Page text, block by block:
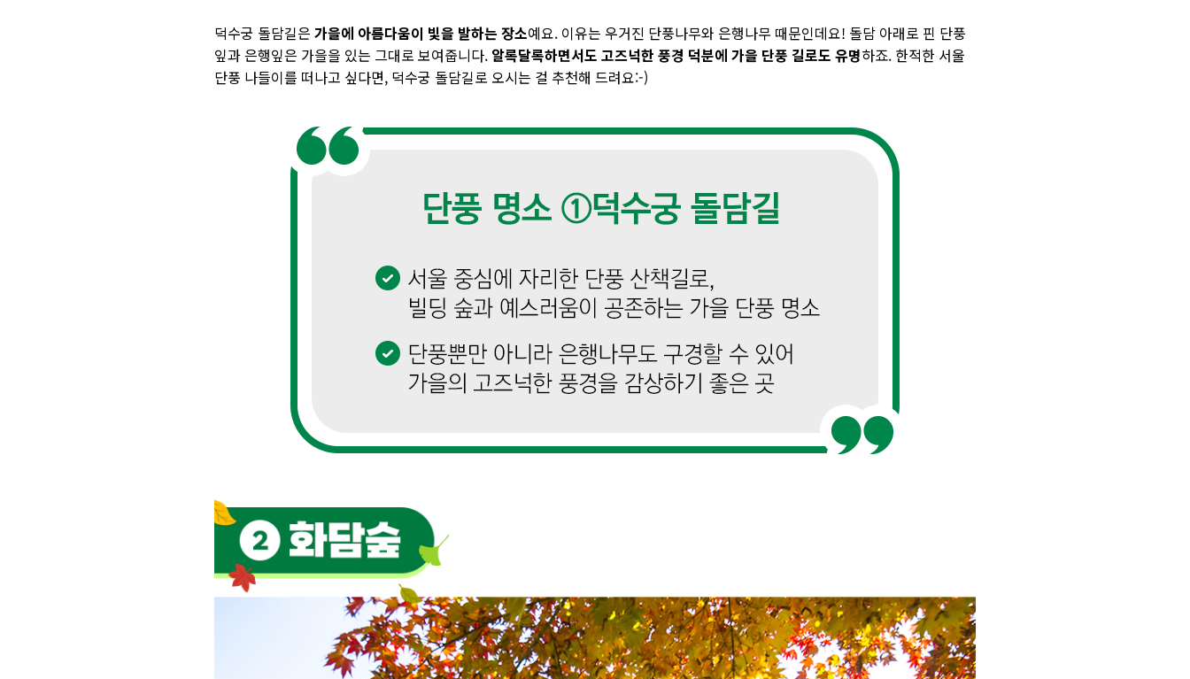
덕수궁 돌담길은 가을에 아름다움이 빛을 발하는 장소예요. 이유는 우거진 단풍나무와 은행나무 때문인데요! 돌담 아래로 핀 단풍
잎과 은행잎은 가을을 있는 그대로 보여줍니다. 알록달록하면서도 고즈넉한 풍경 덕분에 가을 단풍 길로도 유명하죠. 한적한 서울
단풍 나들이를 떠나고 싶다면, 덕수궁 돌담길로 오시는 걸 추천해 드려요:-)